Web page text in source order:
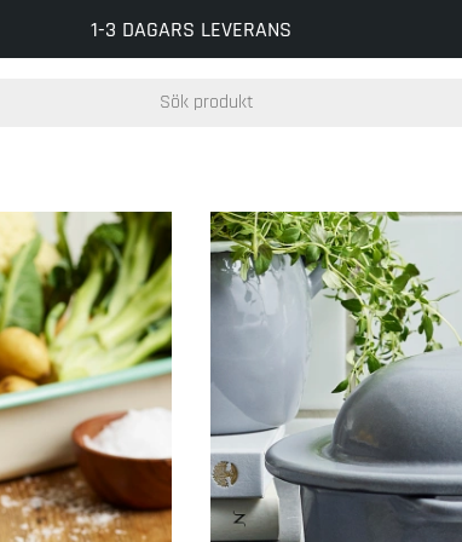
1-3 DAGARS LEVERANS
FRI FRAKT VID BESTÄLLNING ÖVER 500 KR